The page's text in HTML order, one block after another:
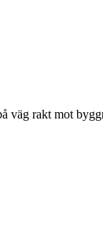
väg rakt mot